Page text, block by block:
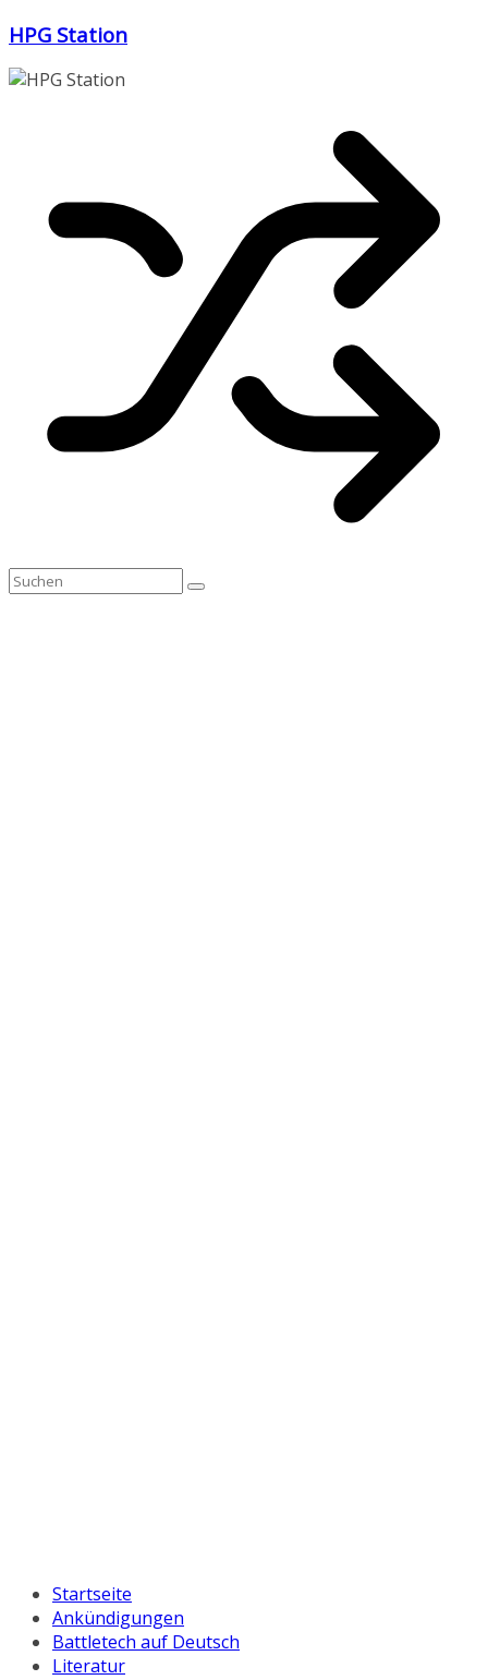
Zum
springen
HPG Station
Startseite
Ankündigungen
Battletech auf Deutsch
Literatur